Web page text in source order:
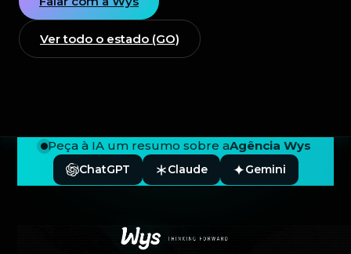
Ver todo o estado (GO)
Peça à IA um resumo sobre aAgência Wys
ChatGPT Claude Gemini